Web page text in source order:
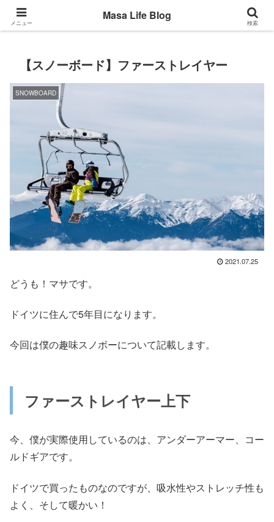
Back to the basic
【スノーボード】ファーストレイヤー
SNOWBOARD
2021.07.25
どうも！マサです。
ドイツに住んで5年目になります。
今回は僕の趣味スノボーについて記載します。
ファーストレイヤー上下
今、僕が実際使用しているのは、アンダーアーマー、コー
ルドギアです。
ドイツで買ったものなのですが、吸水性やストレッチ性も
よく、そして暖かい！
メニュー
Masa Life Blog
検索